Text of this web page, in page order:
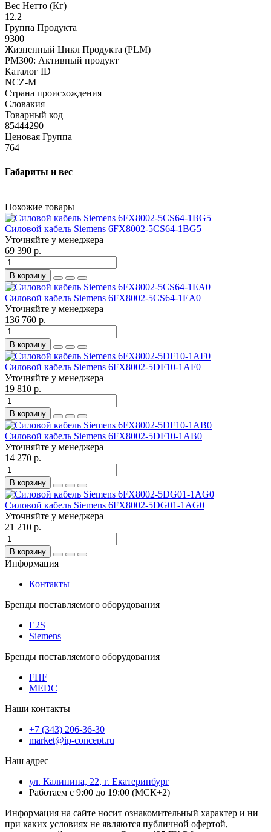
Вес Нетто (Кг)
12.2
Группа Продукта
9300
Жизненный Цикл Продукта (PLM)
PM300: Активный продукт
Каталог ID
NCZ-M
Страна происхождения
Словакия
Товарный код
85444290
Ценовая Группа
764
Габариты и вес
Похожие товары
Силовой кабель Siemens 6FX8002-5CS64-1BG5
Уточняйте у менеджера
69 390 р.
В корзину
Силовой кабель Siemens 6FX8002-5CS64-1EA0
Уточняйте у менеджера
136 760 р.
В корзину
Силовой кабель Siemens 6FX8002-5DF10-1AF0
Уточняйте у менеджера
19 810 р.
В корзину
Силовой кабель Siemens 6FX8002-5DF10-1AB0
Уточняйте у менеджера
14 270 р.
В корзину
Силовой кабель Siemens 6FX8002-5DG01-1AG0
Уточняйте у менеджера
21 210 р.
В корзину
Информация
Контакты
Бренды поставляемого оборудования
E2S
Siemens
Бренды поставляемого оборудования
FHF
MEDC
Наши контакты
+7 (343) 206-36-30
market@ip-concept.ru
Наш адрес
ул. Калинина, 22, г. Екатеринбург
Работаем с 9:00 до 19:00 (МСК+2)
Информация на сайте носит ознакомительный характер и ни
при каких условиях не являются публичной офертой,